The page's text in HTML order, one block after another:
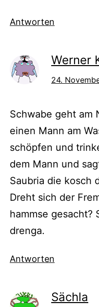
Antworten
Werner
24.
Schwabe geht am
einen Mann am
schöpfen und
dem Mann und
Saubria die kosch
Dreht sich der
hammse gesacht?
drenga.
Antworten
Sächla